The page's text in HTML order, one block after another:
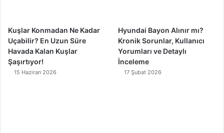
Kuşlar Konmadan Ne Kadar
Uçabilir? En Uzun Süre
Havada Kalan Kuşlar
Şaşırtıyor!
15 Haziran 2026
Hyundai Bayon Alınır mı?
Kronik Sorunlar, Kullanıcı
Yorumları ve Detaylı
İnceleme
17 Şubat 2026